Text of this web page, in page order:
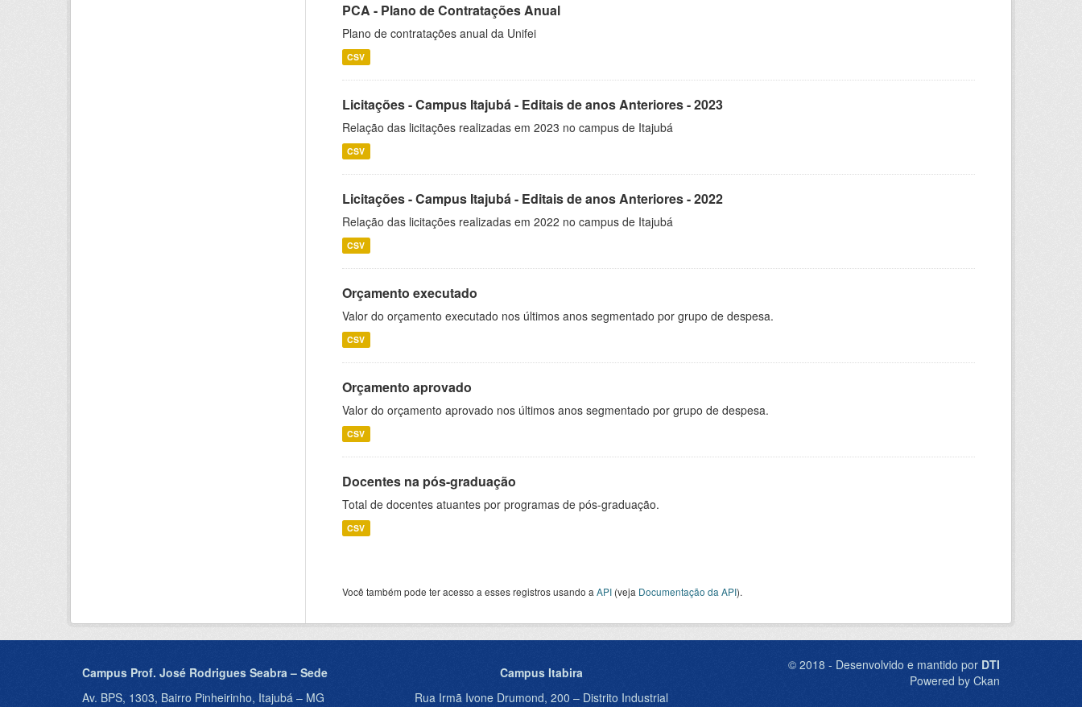
PCA - Plano de Contratações Anual
Plano de contratações anual da Unifei
CSV
Licitações - Campus Itajubá - Editais de anos Anteriores - 2023
Relação das licitações realizadas em 2023 no campus de Itajubá
CSV
Licitações - Campus Itajubá - Editais de anos Anteriores - 2022
Relação das licitações realizadas em 2022 no campus de Itajubá
CSV
Orçamento executado
Valor do orçamento executado nos últimos anos segmentado por grupo de despesa.
CSV
Orçamento aprovado
Valor do orçamento aprovado nos últimos anos segmentado por grupo de despesa.
CSV
Docentes na pós-graduação
Total de docentes atuantes por programas de pós-graduação.
CSV
Você também pode ter acesso a esses registros usando a API (veja Documentação da API).
Campus Prof. José Rodrigues Seabra – Sede
Av. BPS, 1303, Bairro Pinheirinho, Itajubá – MG
Campus Itabira
Rua Irmã Ivone Drumond, 200 – Distrito Industrial
© 2018 - Desenvolvido e mantido por DTI
Powered by Ckan